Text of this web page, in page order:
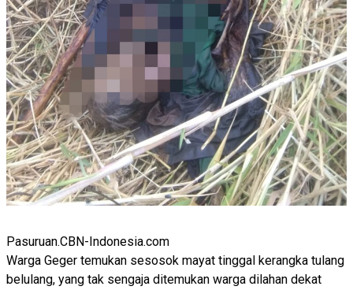
Pasuruan.CBN-Indonesia.com
Warga Geger temukan sesosok mayat tinggal kerangka tulang
belulang, yang tak sengaja ditemukan warga dilahan dekat